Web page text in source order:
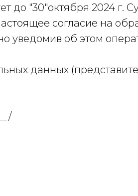
до "30"октября 2024 г.
согласие на
уведомив об этом
данных
публичной офертой и не